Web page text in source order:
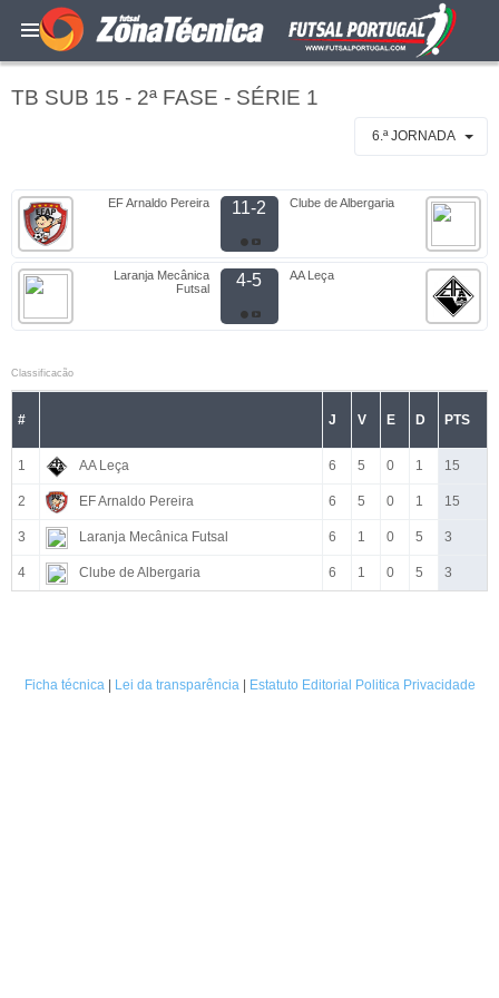
TB SUB 15 - 2ª FASE - SÉRIE 1
6.ª JORNADA
EF Arnaldo Pereira 11-2 Clube de Albergaria
Laranja Mecânica
Futsal
4-5 AA Leça
Classificacão
# J V E D PTS
1 AA Leça 6 5 0 1 15
2 EF Arnaldo Pereira 6 5 0 1 15
3 Laranja Mecânica Futsal 6 1 0 5 3
4 Clube de Albergaria 6 1 0 5 3
Ficha técnica| Lei da transparência| Estatuto Editorial Politica Privacidade